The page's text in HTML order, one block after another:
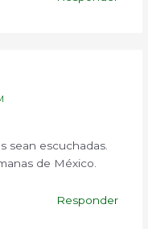
sean escuchadas.
de México.
Responder